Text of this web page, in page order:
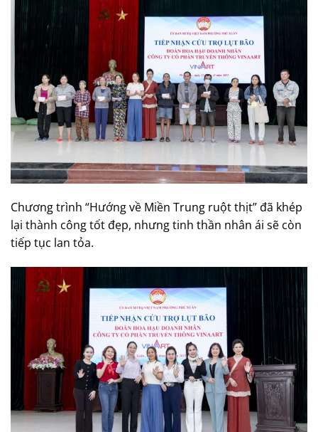
Chương trình “Hướng về Miền Trung ruột thịt” đã khép
lại thành công tốt đẹp, nhưng tinh thần nhân ái sẽ còn
tiếp tục lan tỏa.